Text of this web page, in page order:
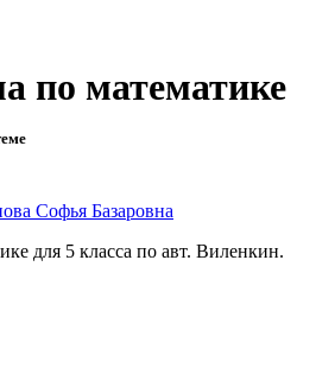
по математике
Софья Базаровна
для 5 класса по авт. Виленкин.